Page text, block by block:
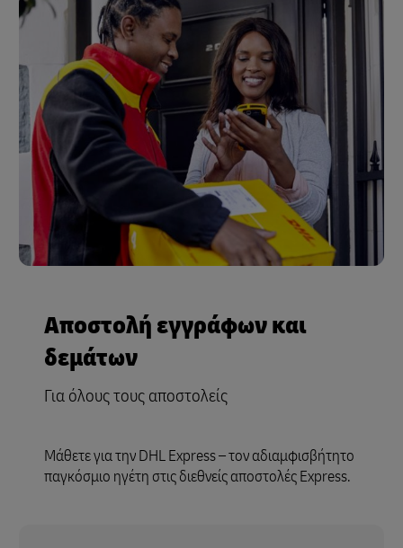
Αποστολή εγγράφων και
δεμάτων
Για όλους τους αποστολείς
Μάθετε για την DHL Express – τον αδιαμφισβήτητο
παγκόσμιο ηγέτη στις διεθνείς αποστολές Express.